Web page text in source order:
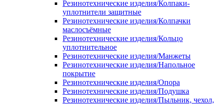
Резинотехнические изделия/Колпаки-
уплотнители защитные
Резинотехнические изделия/Колпачки
маслосъёмные
Резинотехнические изделия/Кольцо
уплотнительное
Резинотехнические изделия/Манжеты
Резинотехнические изделия/Напольное
покрытие
Резинотехнические изделия/Опора
Резинотехнические изделия/Подушка
Резинотехнические изделия/Пыльник, чехол,